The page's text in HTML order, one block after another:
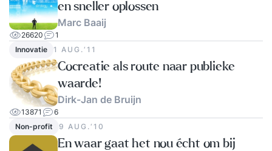
en sneller oplossen
Marc Baaij
26620
1
Innovatie
1 AUG.‘11
Cocreatie als route naar publieke
waarde!
Dirk-Jan de Bruijn
13871
6
Non-profit
9 AUG.‘10
En waar gaat het nou écht om bij